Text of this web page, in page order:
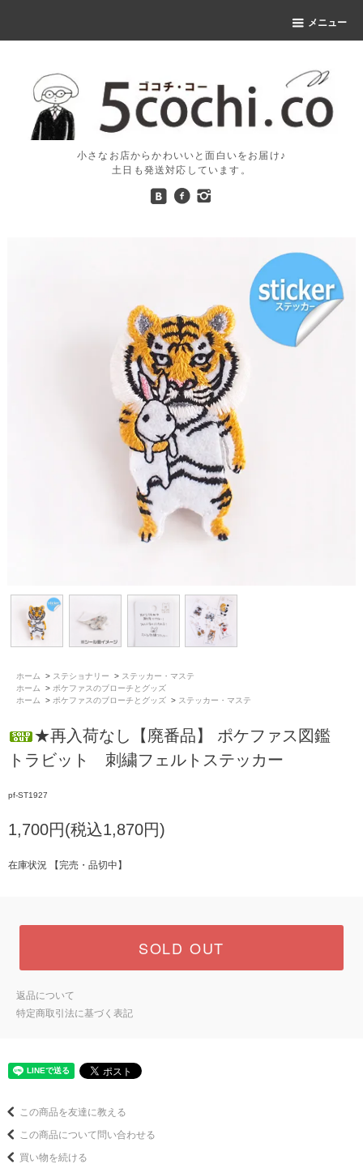
メニュー
小さなお店からかわいいと面白いをお届け♪
土日も発送対応しています。
ホーム > ステショナリー > ステッカー・マステ
ホーム
> ポケファスのブローチとグッズ
ホーム
> ポケファスのブローチとグッズ > ステッカー・マステ
★再入荷なし【廃番品】 ポケファス図鑑
トラビット 刺繍フェルトステッカー
pf-ST1927
1,700円(税込1,870円)
在庫状況 【完売・品切中】
SOLD OUT
返品について
特定商取引法に基づく表記
この商品を友達に教える
この商品について問い合わせる
買い物を続ける